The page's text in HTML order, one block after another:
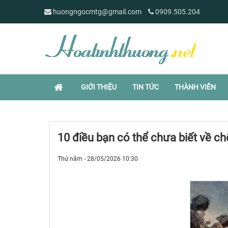
huongngocmtg@gmail.com 0909.505.204
GIỚI THIỆU TIN TỨC THÀNH VIÊN
10 điều bạn có thể chưa biết về
Thứ năm - 28/05/2026 10:30